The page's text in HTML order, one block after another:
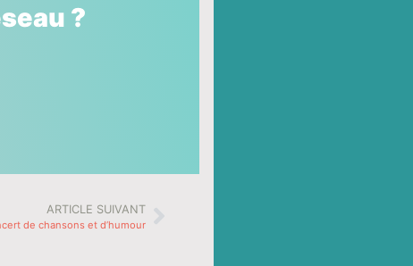
?
ARTICLE SUIVANT
de chansons et d’humour